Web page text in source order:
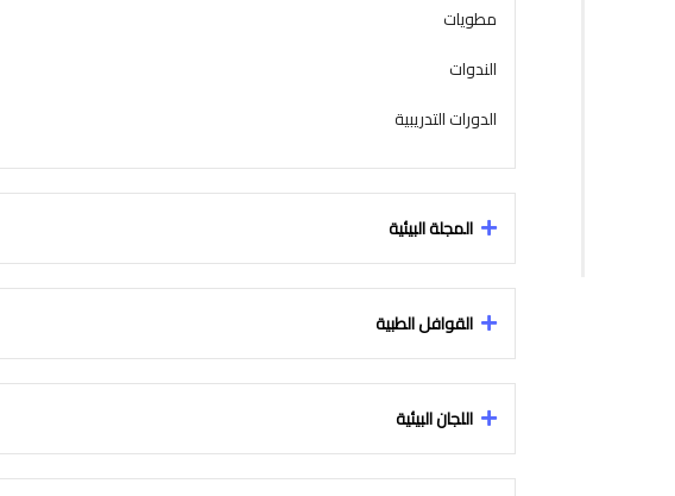
مطويات
الندوات
الدورات التدريبية
المجلة البيئية
القوافل الطبية
اللجان البيئية